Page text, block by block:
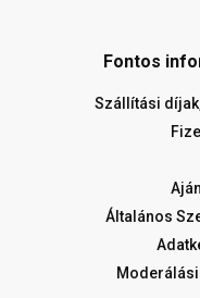
Fontos
Szállítási
Általános